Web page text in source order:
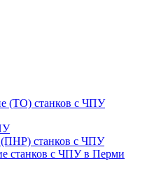
(ТО) станков с ЧПУ
(ПНР) станков с ЧПУ
станков с ЧПУ в Перми